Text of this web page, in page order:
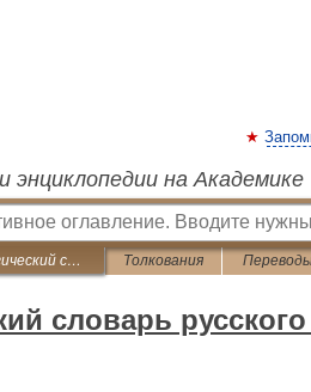
энциклопедии на Академике
Фразеологический словарь русского литературного языка Толкования
словарь